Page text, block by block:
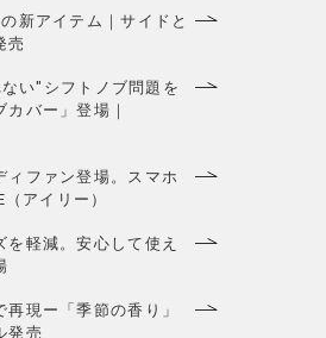
新アイテム｜サイドと
売
い"シフトノブ問題を
バー」登場｜
ィファン登場。スマホ
アイリー）
軽減。安心して使え
再現ー「季節の香り」
発売